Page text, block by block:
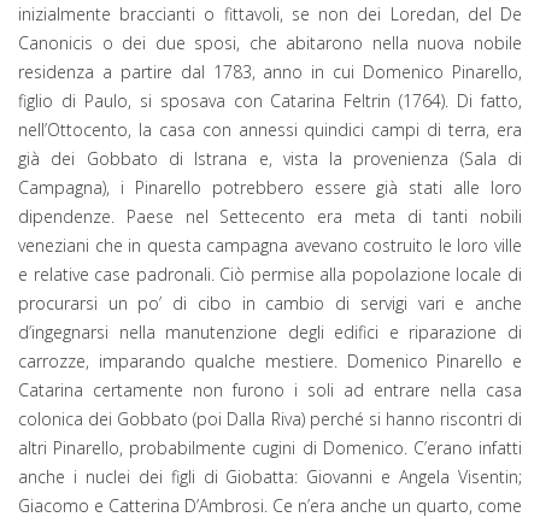
inizialmente braccianti o fittavoli, se non dei Loredan, del De
Canonicis o dei due sposi, che abitarono nella nuova nobile
residenza a partire dal 1783, anno in cui Domenico Pinarello,
figlio di Paulo, si sposava con Catarina Feltrin (1764). Di fatto,
nell’Ottocento, la casa con annessi quindici campi di terra, era
già dei Gobbato di Istrana e, vista la provenienza (Sala di
Campagna), i Pinarello potrebbero essere già stati alle loro
dipendenze. Paese nel Settecento era meta di tanti nobili
veneziani che in questa campagna avevano costruito le loro ville
e relative case padronali. Ciò permise alla popolazione locale di
procurarsi un po’ di cibo in cambio di servigi vari e anche
d’ingegnarsi nella manutenzione degli edifici e riparazione di
carrozze, imparando qualche mestiere. Domenico Pinarello e
Catarina certamente non furono i soli ad entrare nella casa
colonica dei Gobbato (poi Dalla Riva) perché si hanno riscontri di
altri Pinarello, probabilmente cugini di Domenico. C’erano infatti
anche i nuclei dei figli di Giobatta: Giovanni e Angela Visentin;
Giacomo e Catterina D’Ambrosi. Ce n’era anche un quarto, come